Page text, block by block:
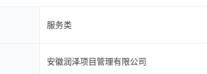
服务类
安徽润泽项目管理有限公司